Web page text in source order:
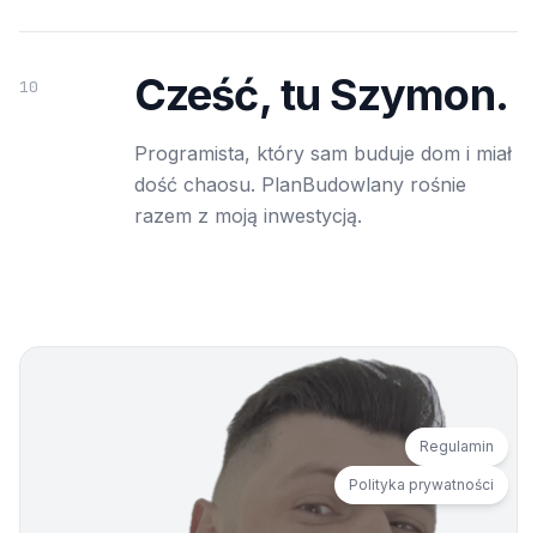
10 Cześć, tu Szymon.
Programista, który sam buduje dom i miał
dość chaosu. PlanBudowlany rośnie
razem z moją inwestycją.
Regulamin
Polityka prywatności